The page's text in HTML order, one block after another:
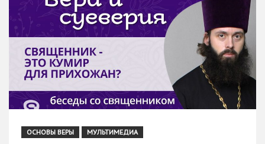
ОСНОВЫ ВЕРЫ МУЛЬТИМЕДИА